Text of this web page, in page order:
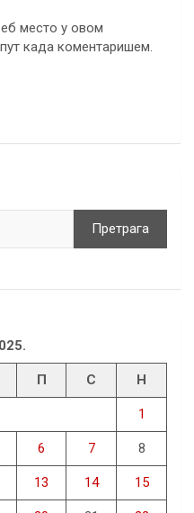
место у овом
када коментаришем.
Претрага
П С Н
1
6 7 8
13 14 15